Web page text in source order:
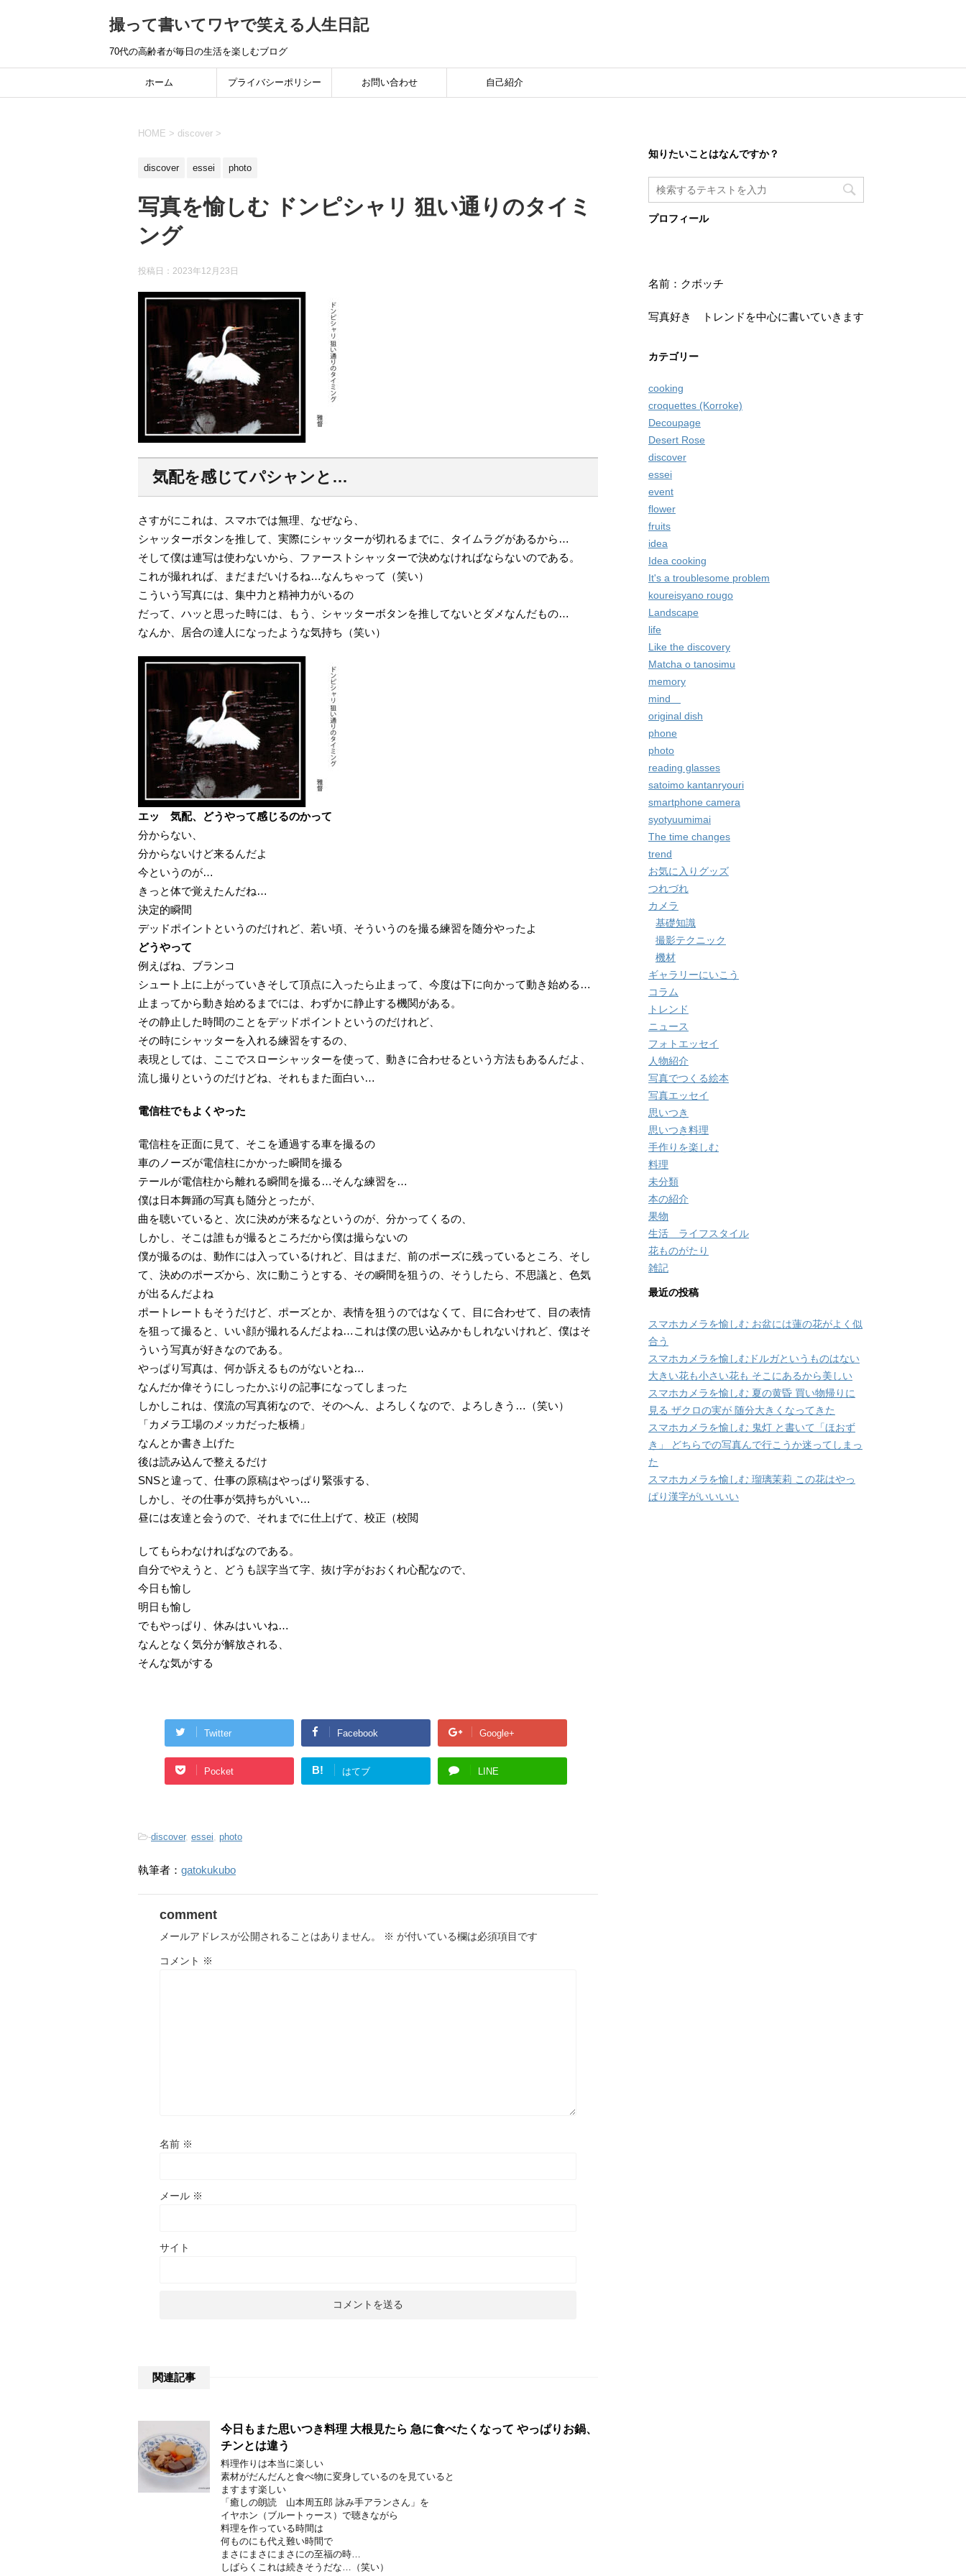
撮って書いてワヤで笑える人生日記
70代の高齢者が毎日の生活を楽しむブログ
ホーム プライバシーポリシー お問い合わせ 自己紹介
HOME > discover >
discover essei photo
写真を愉しむ ドンピシャリ 狙い通りのタイミ
ング
投稿日： 2023年12月23日
気配を感じてパシャンと…
さすがにこれは、スマホでは無理、なぜなら、
シャッターボタンを推して、実際にシャッターが切れるまでに、タイムラグがあるから…
そして僕は連写は使わないから、ファーストシャッターで決めなければならないのである。
これが撮れれば、まだまだいけるね…なんちゃって（笑い）
こういう写真には、集中力と精神力がいるの
だって、ハッと思った時には、もう、シャッターボタンを推してないとダメなんだもの…
なんか、居合の達人になったような気持ち（笑い）
エッ 気配、どうやって感じるのかって
分からない、
分からないけど来るんだよ
今というのが…
きっと体で覚えたんだね…
決定的瞬間
デッドポイントというのだけれど、若い頃、そういうのを撮る練習を随分やったよ
どうやって
例えばね、ブランコ
シュート上に上がっていきそして頂点に入ったら止まって、今度は下に向かって動き始める…
止まってから動き始めるまでには、わずかに静止する機関がある。
その静止した時間のことをデッドポイントというのだけれど、
その時にシャッターを入れる練習をするの、
表現としては、ここでスローシャッターを使って、動きに合わせるという方法もあるんだよ、
流し撮りというのだけどね、それもまた面白い…
電信柱でもよくやった
電信柱を正面に見て、そこを通過する車を撮るの
車のノーズが電信柱にかかった瞬間を撮る
テールが電信柱から離れる瞬間を撮る…そんな練習を…
僕は日本舞踊の写真も随分とったが、
曲を聴いていると、次に決めが来るなというのが、分かってくるの、
しかし、そこは誰もが撮るところだから僕は撮らないの
僕が撮るのは、動作には入っているけれど、目はまだ、前のポーズに残っているところ、そし
て、決めのポーズから、次に動こうとする、その瞬間を狙うの、そうしたら、不思議と、色気
が出るんだよね
ポートレートもそうだけど、ポーズとか、表情を狙うのではなくて、目に合わせて、目の表情
を狙って撮ると、いい顔が撮れるんだよね…これは僕の思い込みかもしれないけれど、僕はそ
ういう写真が好きなのである。
やっぱり写真は、何か訴えるものがないとね…
なんだか偉そうにしったかぶりの記事になってしまった
しかしこれは、僕流の写真術なので、そのへん、よろしくなので、よろしきう…（笑い）
「カメラ工場のメッカだった板橋」
なんとか書き上げた
後は読み込んで整えるだけ
SNSと違って、仕事の原稿はやっぱり緊張する、
しかし、その仕事が気持ちがいい…
昼には友達と会うので、それまでに仕上げて、校正（校閲
してもらわなければなのである。
自分でやえうと、どうも誤字当て字、抜け字がおおくれ心配なので、
今日も愉し
明日も愉し
でもやっぱり、休みはいいね…
なんとなく気分が解放される、
そんな気がする
Twitter Facebook Google+
Pocket B! はてブ LINE
-discover, essei, photo
執筆者： gatokukubo
comment
メールアドレスが公開されることはありません。 ※ が付いている欄は必須項目です
コメント ※
名前 ※
メール ※
サイト
関連記事
今日もまた思いつき料理 大根見たら 急に食べたくなって やっぱりお鍋、
チンとは違う
料理作りは本当に楽しい
素材がだんだんと食べ物に変身しているのを見ていると
ますます楽しい
「癒しの朗読 山本周五郎 詠み手アランさん」を
イヤホン（ブルートゥース）で聴きながら
料理を作っている時間は
何ものにも代え難い時間で
まさにまさにまさにの至福の時…
しばらくこれは続きそうだな…（笑い）
知りたいことはなんですか？
プロフィール
名前：クボッチ
写真好き トレンドを中心に書いていきます
カテゴリー
cooking
croquettes (Korroke)
Decoupage
Desert Rose
discover
essei
event
flower
fruits
idea
Idea cooking
It's a troublesome problem
koureisyano rougo
Landscape
life
Like the discovery
Matcha o tanosimu
memory
mind
original dish
phone
photo
reading glasses
satoimo kantanryouri
smartphone camera
syotyuumimai
The time changes
trend
お気に入りグッズ
つれづれ
カメラ
基礎知識
撮影テクニック
機材
ギャラリーにいこう
コラム
トレンド
ニュース
フォトエッセイ
人物紹介
写真でつくる絵本
写真エッセイ
思いつき
思いつき料理
手作りを楽しむ
料理
未分類
本の紹介
果物
生活 ライフスタイル
花ものがたり
雑記
最近の投稿
スマホカメラを愉しむ お盆には蓮の花がよく似
合う
スマホカメラを愉しむドルガというものはない
大きい花も小さい花も そこにあるから美しい
スマホカメラを愉しむ 夏の黄昏 買い物帰りに
見る ザクロの実が 随分大きくなってきた
スマホカメラを愉しむ 鬼灯 と書いて「ほおず
き」 どちらでの写真んで行こうか迷ってしまっ
た
スマホカメラを愉しむ 瑠璃茉莉 この花はやっ
ぱり漢字がいいいい